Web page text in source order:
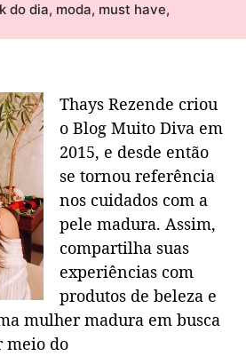
do dia, moda, must have,
Thays Rezende criou
o Blog Muito Diva em
2015, e desde então
se tornou referência
nos cuidados com a
pele madura. Assim,
compartilha suas
experiências com
produtos de beleza e
mulher madura em busca
meio do